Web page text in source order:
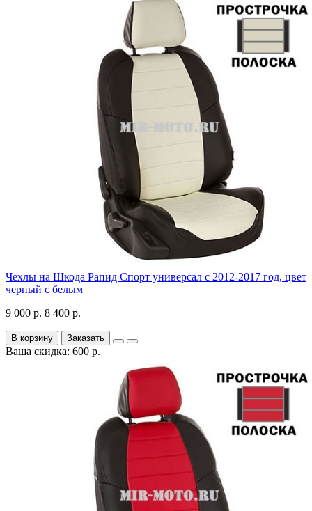
Чехлы на Шкода Рапид Спорт универсал с 2012-2017 год, цвет
черный с белым
9 000 р. 8 400 р.
В корзину Заказать
Ваша скидка: 600 р.